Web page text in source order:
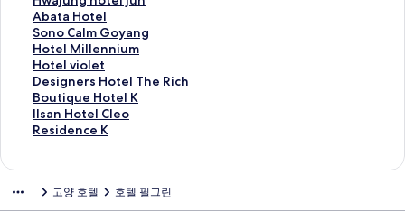
크
를
여
는
링
크
페
이
지
를
여
는
링
크
를
여
는
링
크
n
g
페
이
지
를
여
는
N
T
E
R
페
이
지
를
크
H
o
t
e
l
K
i
n
페
이
U
B
S
&
R
E
S
O
o
H
O
T
E
L
페
이
지
링
크
t
H
o
t
e
l
페
이
는
링
n
g
H
O
T
E
L
페
여
는
g
H
o
t
e
l
Y
u
이
지
k
H
o
t
e
l
I
l
페
이
e
n
h
e
i
m
페
이
는
링
a
j
e
o
n
g
H
o
u
w
a
j
u
n
g
h
o
u
Abata Hotel
A
b
a
t
a
H
o
t
이
지
Sono Calm Goyang
S
o
n
o
C
a
l
a
Hotel Millennium
H
o
t
e
l
M
n
Hotel violet
H
o
t
e
l
e
Designers Hotel The Rich
D
e
s
i
s
Boutique Hotel K
B
o
u
e
Ilsan Hotel Cleo
I
l
o
Residence K
R
e
고양 호텔 호텔 필그린